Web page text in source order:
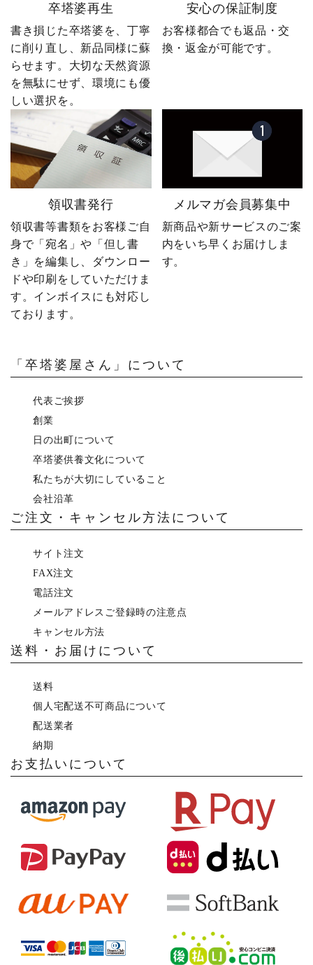
卒塔婆再生
書き損じた卒塔婆を、丁寧
に削り直し、新品同様に蘇
らせます。大切な天然資源
を無駄にせず、環境にも優
しい選択を。
安心の保証制度
お客様都合でも返品・交
換・返金が可能です。
領収書発行
領収書等書類をお客様ご自
身で「宛名」や「但し書
き」を編集し、ダウンロー
ドや印刷をしていただけま
す。インボイスにも対応し
ております。
メルマガ会員募集中
新商品や新サービスのご案
内をいち早くお届けしま
す。
「卒塔婆屋さん」について
代表ご挨拶
創業
日の出町について
卒塔婆供養文化について
私たちが大切にしていること
会社沿革
ご注文・キャンセル方法について
サイト注文
FAX注文
電話注文
メールアドレスご登録時の注意点
キャンセル方法
送料・お届けについて
送料
個人宅配送不可商品について
配送業者
納期
お支払いについて